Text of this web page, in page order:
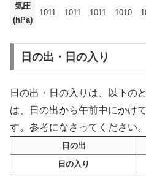
気圧
(hPa)
1011 1011 1011 1010
日の出・日の入り
日の出・日の入りは、以下の
は、日の出から午前中にかけ
す。参考になさってください。
日の出
日の入り